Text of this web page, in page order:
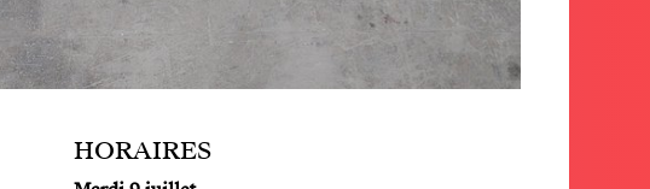
HORAIRES